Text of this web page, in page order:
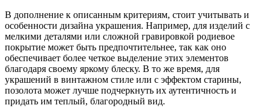
В дополнение к описанным критериям, стоит учитывать и
особенности дизайна украшения. Например, для изделий с
мелкими деталями или сложной гравировкой родиевое
покрытие может быть предпочтительнее, так как оно
обеспечивает более четкое выделение этих элементов
благодаря своему яркому блеску. В то же время, для
украшений в винтажном стиле или с эффектом старины,
позолота может лучше подчеркнуть их аутентичность и
придать им теплый, благородный вид.